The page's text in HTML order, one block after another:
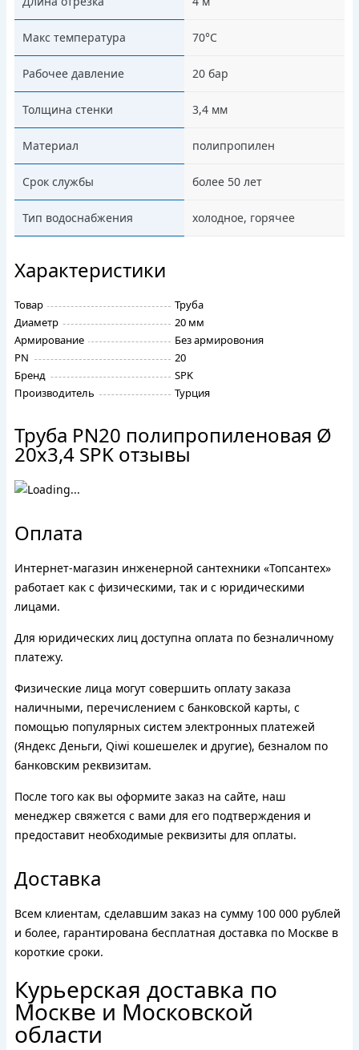
Макс температура 70°C
Рабочее давление 20 бар
Толщина стенки 3,4 мм
Материал полипропилен
Срок службы более 50 лет
Тип водоснабжения холодное, горячее
Характеристики
Товар
Труба
Диаметр
20 мм
Армирование
Без армировония
PN
20
Бренд
SPK
Производитель
Турция
Труба PN20 полипропиленовая Ø
20х3,4 SPK отзывы
Оплата
Интернет-магазин инженерной сантехники «Топсантех»
работает как с физическими, так и с юридическими
лицами.
Для юридических лиц доступна оплата по безналичному
платежу.
Физические лица могут совершить оплату заказа
наличными, перечислением с банковской карты, с
помощью популярных систем электронных платежей
(Яндекс Деньги, Qiwi кошешелек и другие), безналом по
банковским реквизитам.
После того как вы оформите заказ на сайте, наш
менеджер свяжется с вами для его подтверждения и
предоставит необходимые реквизиты для оплаты.
Доставка
Всем клиентам, сделавшим заказ на сумму 100 000 рублей
и более, гарантирована бесплатная доставка по Москве в
короткие сроки.
Курьерская доставка по
Москве и Московской
области